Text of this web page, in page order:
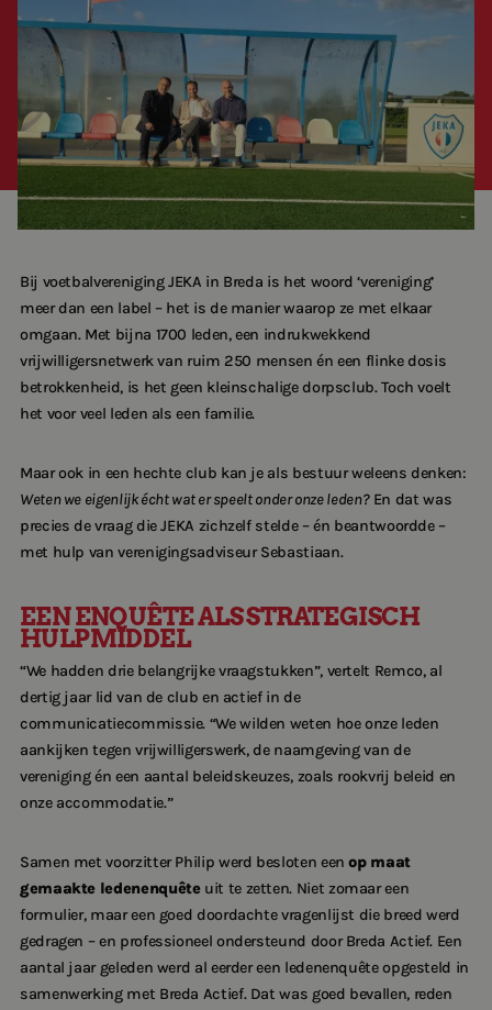
60-Plussers
Sporten met een beperking
Sporten met weinig inkomen
Vrijwilligers in de sport
Ons team
Werken bij Breda Actief
Contact
Translate
Bij voetbalvereniging JEKA in Breda is het woord ‘vereniging’
meer dan een label – het is de manier waarop ze met elkaar
omgaan. Met bijna 1700 leden, een indrukwekkend
vrijwilligersnetwerk van ruim 250 mensen én een flinke dosis
betrokkenheid, is het geen kleinschalige dorpsclub. Toch voelt
het voor veel leden als een familie.
Maar ook in een hechte club kan je als bestuur weleens denken:
Weten we eigenlijk écht wat er speelt onder onze leden?En dat was
precies de vraag die JEKA zichzelf stelde – én beantwoordde –
met hulp van verenigingsadviseur Sebastiaan.
EEN ENQUÊTE ALS STRATEGISCH
HULPMIDDEL
“We hadden drie belangrijke vraagstukken”, vertelt Remco, al
dertig jaar lid van de club en actief in de
communicatiecommissie. “We wilden weten hoe onze leden
aankijken tegen vrijwilligerswerk, de naamgeving van de
vereniging én een aantal beleidskeuzes, zoals rookvrij beleid en
onze accommodatie.”
Samen met voorzitter Philip werd besloten eenop maat
gemaakte ledenenquêteuit te zetten. Niet zomaar een
formulier, maar een goed doordachte vragenlijst die breed werd
gedragen – en professioneel ondersteund door Breda Actief. Een
aantal jaar geleden werd al eerder een ledenenquête opgesteld in
samenwerking met Breda Actief. Dat was goed bevallen, reden